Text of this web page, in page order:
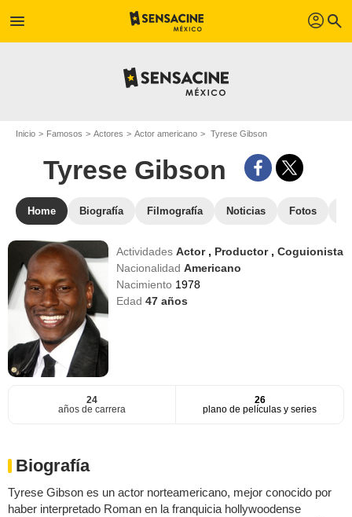
menu profil search
Inicio Famosos Actores Actor americano Tyrese Gibson
Tyrese Gibson
Home Biografía Filmografía Noticias Fotos
ActividadesActor , Productor ,Coguionista
NacionalidadAmericano
Nacimiento 1978
Edad47 años
24
años de carrera
26
plano de películas y series
Biografía
Tyrese Gibson es un actor norteamericano, mejor conocido por
haber interpretado Roman en la franquicia hollywoodense